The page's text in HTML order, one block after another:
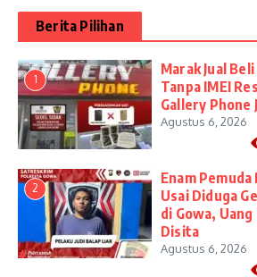
Berita Pilihan
1
​Marak Jual
Tanpa IMEI
Gallery Phone
Agustus 6, 2026
2
Enam
Usai Diduga
di Gowa, Uang
Disita
Agustus 6, 2026